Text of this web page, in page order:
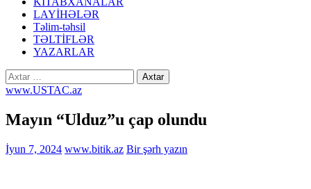
LAYİHƏLƏR
Təlim-təhsil
TƏLTİFLƏR
YAZARLAR
Axtarış:
www.USTAC.az
Mayın “Ulduz”u çap olundu
İyun 7, 2024 www.bitik.az Bir şərh yazın